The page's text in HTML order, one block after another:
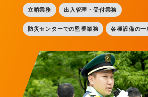
立哨業務 出入管理・受付業務
防災センターでの監視業務 各種設備の一